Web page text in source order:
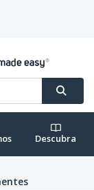
Descubra